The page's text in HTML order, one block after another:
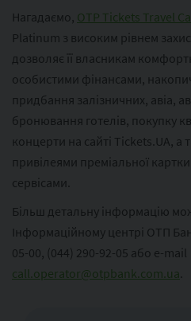
Нагадаємо, OTP Tickets Travel
Platinum з високим рівнем
дозволяє її власникам
особистими фінансами,
придбання залізничних, авіа,
бронювання готелів, покупку
концерти на сайті Tickets.UA, а
привілеями преміальної
сервісами.
Більш детальну інформацію
Інформаційному центрі ОТП
05-00, (044) 290-92-05 або e-mail
call.operator@otpbank.com.ua